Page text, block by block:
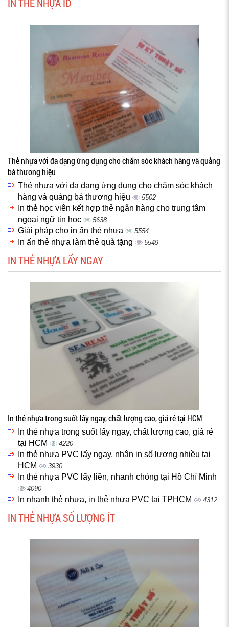
Thẻ nhựa với đa dạng ứng dụng cho chăm sóc khách hàng và quảng
bá thương hiệu
Thẻ nhựa với đa dạng ứng dụng cho chăm sóc khách
hàng và quảng bá thương hiệu
5502
In thẻ học viên kết hợp thẻ ngân hàng cho trung tâm
ngoại ngữ tin học
5638
Giải pháp cho in ấn thẻ nhựa 5554
In ấn thẻ nhựa làm thẻ quà tặng 5549
IN THẺ NHỰA LẤY NGAY
In thẻ nhựa trong suốt lấy ngay, chất lượng cao, giá rẻ tại HCM
In thẻ nhựa trong suốt lấy ngay, chất lượng cao, giá rẻ
tại HCM
4220
In thẻ nhựa PVC lấy ngay, nhận in số lượng nhiều tại
HCM
3930
In thẻ nhựa PVC lấy liền, nhanh chóng tại Hồ Chí Minh
4090
In nhanh thẻ nhựa, in thẻ nhựa PVC tại TPHCM 4312
IN THẺ NHỰA SỐ LƯỢNG ÍT